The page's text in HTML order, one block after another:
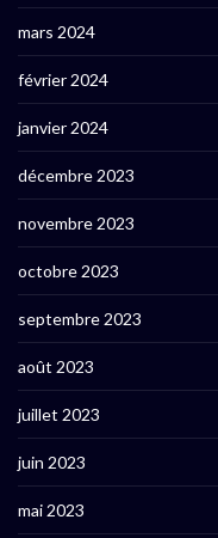
mars 2024
février 2024
janvier 2024
décembre 2023
novembre 2023
octobre 2023
septembre 2023
août 2023
juillet 2023
juin 2023
mai 2023